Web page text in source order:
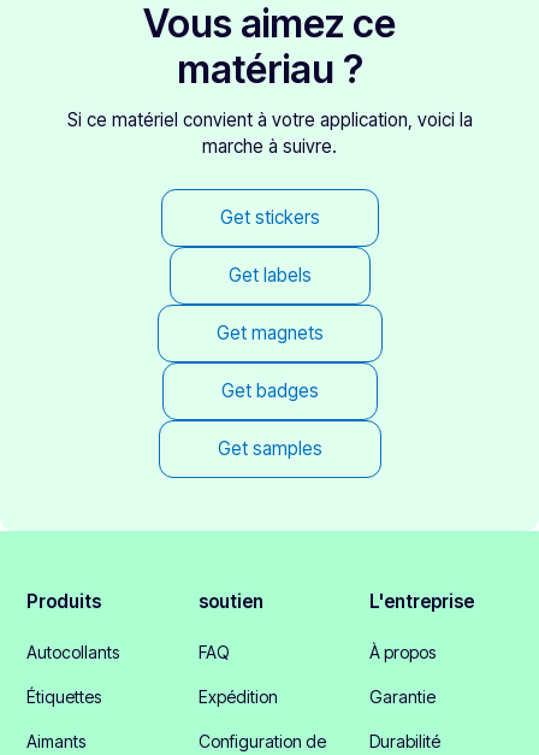
Vous aimez ce
matériau ?
Si ce matériel convient à votre application, voici la
marche à suivre.
Get stickers
Get labels
Get magnets
Get badges
Get samples
Produits
Autocollants
Étiquettes
Aimants
soutien
FAQ
Expédition
Configuration de
L'entreprise
À propos
Garantie
Durabilité